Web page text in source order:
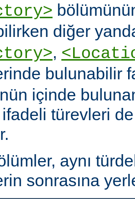
diğer
,
bulunabilir
içinde
türevleri
aynı
sonrasına